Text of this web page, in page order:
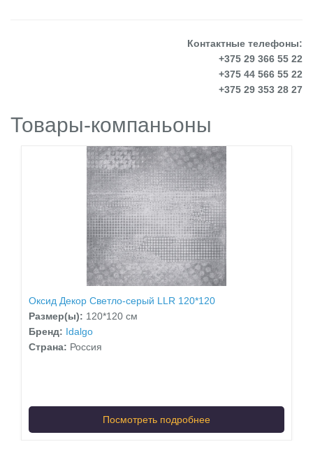
Контактные телефоны:
+375 29 366 55 22
+375 44 566 55 22
+375 29 353 28 27
Товары-компаньоны
Оксид Декор Светло-серый LLR 120*120
Размер(ы): 120*120 см
Бренд: Idalgo
Страна: Россия
Посмотреть подробнее